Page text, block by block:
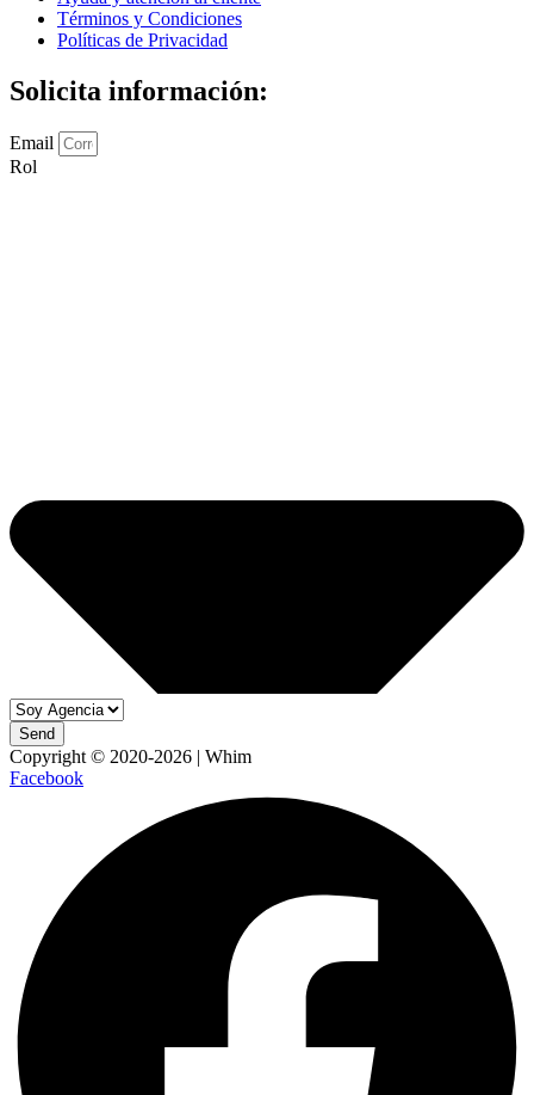
Términos y Condiciones
Políticas de Privacidad
Solicita información:
Email
Rol
Send
Copyright © 2020-2026 | Whim
Facebook